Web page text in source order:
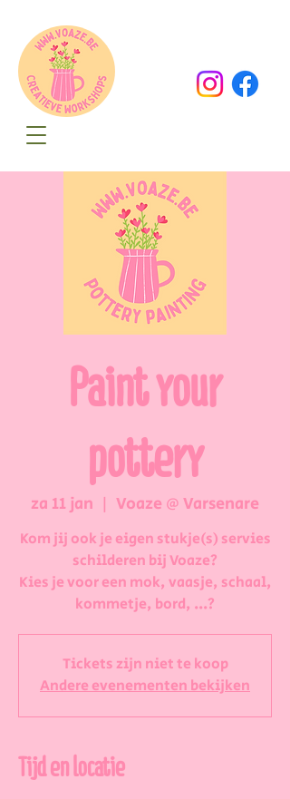
Paint your
pottery
za 11 jan
  |
Voaze @ Varsenare
Kom jij ook je eigen stukje(s) servies
schilderen bij Voaze?
Kies je voor een mok, vaasje, schaal,
kommetje, bord, ...?
Tickets zijn niet te koop
Andere evenementen bekijken
Tijd en locatie